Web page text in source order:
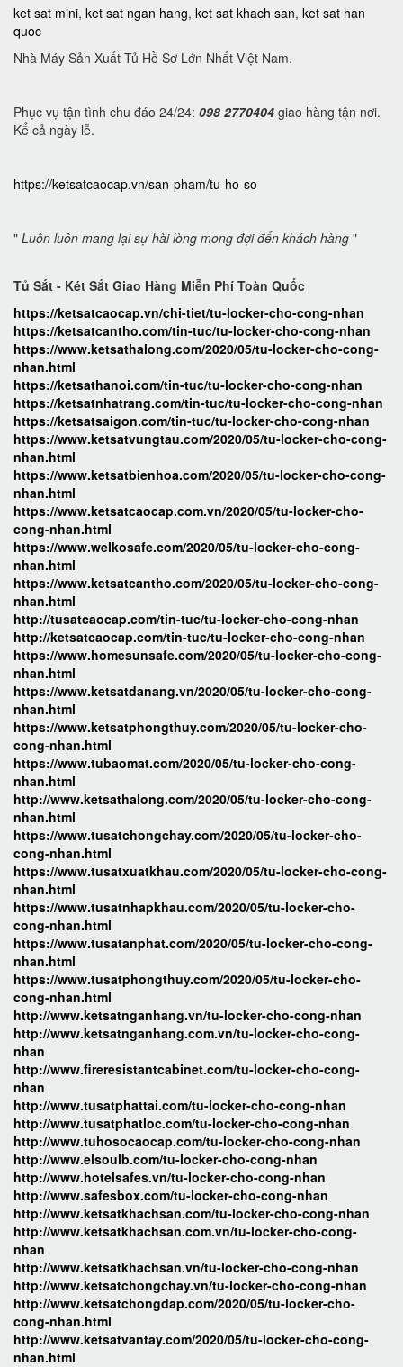
ket sat mini, ket sat ngan hang, ket sat khach san, ket sat han
quoc
Nhà Máy Sản Xuất Tủ Hồ Sơ Lớn Nhất Việt Nam.
Phục vụ tận tình chu đáo 24/24: 098 2770404 giao hàng tận nơi.
Kể cả ngày lễ.
https://ketsatcaocap.vn/san-pham/tu-ho-so
" Luôn luôn mang lại sự hài lòng mong đợi đến khách hàng "
Tủ Sắt - Két Sắt Giao Hàng Miễn Phí Toàn Quốc
https://ketsatcaocap.vn/chi-tiet/tu-locker-cho-cong-nhan
https://ketsatcantho.com/tin-tuc/tu-locker-cho-cong-nhan
https://www.ketsathalong.com/2020/05/tu-locker-cho-cong-
nhan.html
https://ketsathanoi.com/tin-tuc/tu-locker-cho-cong-nhan
https://ketsatnhatrang.com/tin-tuc/tu-locker-cho-cong-nhan
https://ketsatsaigon.com/tin-tuc/tu-locker-cho-cong-nhan
https://www.ketsatvungtau.com/2020/05/tu-locker-cho-cong-
nhan.html
https://www.ketsatbienhoa.com/2020/05/tu-locker-cho-cong-
nhan.html
https://www.ketsatcaocap.com.vn/2020/05/tu-locker-cho-
cong-nhan.html
https://www.welkosafe.com/2020/05/tu-locker-cho-cong-
nhan.html
https://www.ketsatcantho.com/2020/05/tu-locker-cho-cong-
nhan.html
http://tusatcaocap.com/tin-tuc/tu-locker-cho-cong-nhan
http://ketsatcaocap.com/tin-tuc/tu-locker-cho-cong-nhan
https://www.homesunsafe.com/2020/05/tu-locker-cho-cong-
nhan.html
https://www.ketsatdanang.vn/2020/05/tu-locker-cho-cong-
nhan.html
https://www.ketsatphongthuy.com/2020/05/tu-locker-cho-
cong-nhan.html
https://www.tubaomat.com/2020/05/tu-locker-cho-cong-
nhan.html
http://www.ketsathalong.com/2020/05/tu-locker-cho-cong-
nhan.html
https://www.tusatchongchay.com/2020/05/tu-locker-cho-
cong-nhan.html
https://www.tusatxuatkhau.com/2020/05/tu-locker-cho-cong-
nhan.html
https://www.tusatnhapkhau.com/2020/05/tu-locker-cho-
cong-nhan.html
https://www.tusatanphat.com/2020/05/tu-locker-cho-cong-
nhan.html
https://www.tusatphongthuy.com/2020/05/tu-locker-cho-
cong-nhan.html
http://www.ketsatnganhang.vn/tu-locker-cho-cong-nhan
http://www.ketsatnganhang.com.vn/tu-locker-cho-cong-
nhan
http://www.fireresistantcabinet.com/tu-locker-cho-cong-
nhan
http://www.tusatphattai.com/tu-locker-cho-cong-nhan
http://www.tusatphatloc.com/tu-locker-cho-cong-nhan
http://www.tuhosocaocap.com/tu-locker-cho-cong-nhan
http://www.elsoulb.com/tu-locker-cho-cong-nhan
http://www.hotelsafes.vn/tu-locker-cho-cong-nhan
http://www.safesbox.com/tu-locker-cho-cong-nhan
http://www.ketsatkhachsan.com/tu-locker-cho-cong-nhan
http://www.ketsatkhachsan.com.vn/tu-locker-cho-cong-
nhan
http://www.ketsatkhachsan.vn/tu-locker-cho-cong-nhan
http://www.ketsatchongchay.vn/tu-locker-cho-cong-nhan
http://www.ketsatchongdap.com/2020/05/tu-locker-cho-
cong-nhan.html
http://www.ketsatvantay.com/2020/05/tu-locker-cho-cong-
nhan.html